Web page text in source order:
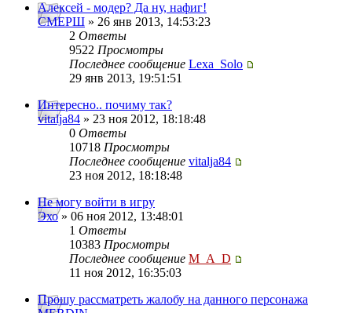
Алексей - модер? Да ну, нафиг!
СМЕРШ » 26 янв 2013, 14:53:23
2 Ответы
9522 Просмотры
Последнее сообщение Lexa_Solo
29 янв 2013, 19:51:51
Интересно.. почиму так?
vitalja84 » 23 ноя 2012, 18:18:48
0 Ответы
10718 Просмотры
Последнее сообщение vitalja84
23 ноя 2012, 18:18:48
Не могу войти в игру
Эхо» 06 ноя 2012, 13:48:01
1 Ответы
10383 Просмотры
Последнее сообщение M_A_D
11 ноя 2012, 16:35:03
Прошу рассматреть жалобу на данного персонажа